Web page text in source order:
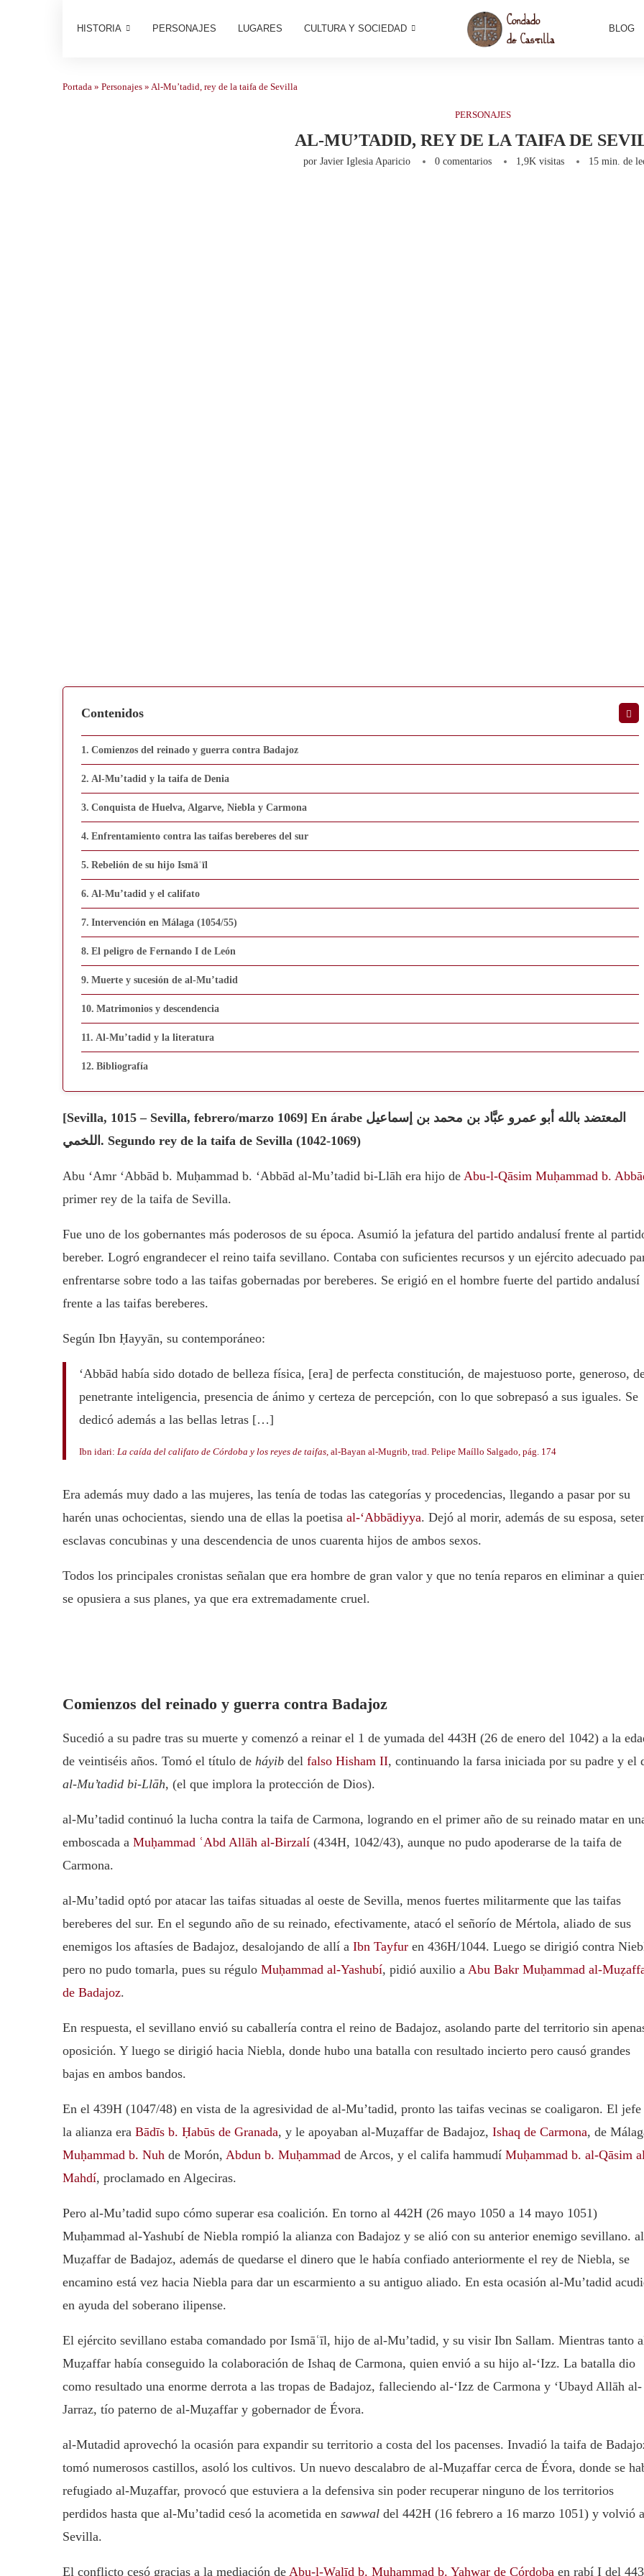
HISTORIA PERSONAJES LUGARES CULTURA Y SOCIEDAD BLOG
Portada » Personajes » Al-Mu’tadid, rey de la taifa de Sevilla
PERSONAJES
AL-MU’TADID, REY DE LA TAIFA DE
por Javier Iglesia Aparicio 0 comentarios 1,9K visitas 15 min. de
Contenidos
Comienzos del reinado y guerra contra Badajoz
Al-Mu’tadid y la taifa de Denia
Conquista de Huelva, Algarve, Niebla y Carmona
Enfrentamiento contra las taifas bereberes del sur
Rebelión de su hijo Ismāʿīl
Al-Mu’tadid y el califato
Intervención en Málaga (1054/55)
El peligro de Fernando I de León
Muerte y sucesión de al-Mu’tadid
Matrimonios y descendencia
Al-Mu’tadid y la literatura
Bibliografía
[Sevilla, 1015 – Sevilla, febrero/marzo 1069] En árabe المعتضد بالله أبو عمرو عبَّاد بن محمد بن إسماعيل
اللخمي. Segundo rey de la taifa de Sevilla (1042-1069)
Abu ‘Amr ‘Abbād b. Muḥammad b. ‘Abbād al-Mu’tadid bi-Llāh era hijo de Abu-l-Qāsim Muḥammad b.
primer rey de la taifa de Sevilla.
Fue uno de los gobernantes más poderosos de su época. Asumió la jefatura del partido andalusí frente al
bereber. Logró engrandecer el reino taifa sevillano. Contaba con suficientes recursos y un ejército adecuado
enfrentarse sobre todo a las taifas gobernadas por bereberes. Se erigió en el hombre fuerte del partido andalusí
frente a las taifas bereberes.
Según Ibn Ḥayyān, su contemporáneo:
‘Abbād había sido dotado de belleza física, [era] de perfecta constitución, de majestuoso porte, generoso,
penetrante inteligencia, presencia de ánimo y certeza de percepción, con lo que sobrepasó a sus iguales. Se
dedicó además a las bellas letras […]
Ibn idari: La caída del califato de Córdoba y los reyes de taifas, al-Bayan al-Mugrib, trad. Pelipe Maíllo Salgado, pág. 174
Era además muy dado a las mujeres, las tenía de todas las categorías y procedencias, llegando a pasar por su
harén unas ochocientas, siendo una de ellas la poetisa al-‘Abbādiyya. Dejó al morir, además de su esposa,
esclavas concubinas y una descendencia de unos cuarenta hijos de ambos sexos.
Todos los principales cronistas señalan que era hombre de gran valor y que no tenía reparos en eliminar a
se opusiera a sus planes, ya que era extremadamente cruel.
Comienzos del reinado y guerra contra Badajoz
Sucedió a su padre tras su muerte y comenzó a reinar el 1 de yumada del 443H (26 de enero del 1042) a la
de veintiséis años. Tomó el título de háyib del falso Hisham II, continuando la farsa iniciada por su padre y el
al-Mu’tadid bi-Llāh, (el que implora la protección de Dios).
al-Mu’tadid continuó la lucha contra la taifa de Carmona, logrando en el primer año de su reinado matar en
emboscada a Muḥammad ʿAbd Allāh al-Birzalí (434H, 1042/43), aunque no pudo apoderarse de la taifa de
Carmona.
al-Mu’tadid optó por atacar las taifas situadas al oeste de Sevilla, menos fuertes militarmente que las taifas
bereberes del sur. En el segundo año de su reinado, efectivamente, atacó el señorío de Mértola, aliado de sus
enemigos los aftasíes de Badajoz, desalojando de allí a Ibn Tayfur en 436H/1044. Luego se dirigió contra
pero no pudo tomarla, pues su régulo Muḥammad al-Yashubí, pidió auxilio a Abu Bakr Muḥammad al-
de Badajoz.
En respuesta, el sevillano envió su caballería contra el reino de Badajoz, asolando parte del territorio sin
oposición. Y luego se dirigió hacia Niebla, donde hubo una batalla con resultado incierto pero causó grandes
bajas en ambos bandos.
En el 439H (1047/48) en vista de la agresividad de al-Mu’tadid, pronto las taifas vecinas se coaligaron. El jefe
la alianza era Bādīs b. Ḥabūs de Granada, y le apoyaban al-Muẓaffar de Badajoz, Ishaq de Carmona, de
Muḥammad b. Nuh de Morón, Abdun b. Muḥammad de Arcos, y el califa hammudí Muḥammad b. al-Qāsim
Mahdí, proclamado en Algeciras.
Pero al-Mu’tadid supo cómo superar esa coalición. En torno al 442H (26 mayo 1050 a 14 mayo 1051)
Muḥammad al-Yashubí de Niebla rompió la alianza con Badajoz y se alió con su anterior enemigo sevillano.
Muẓaffar de Badajoz, además de quedarse el dinero que le había confiado anteriormente el rey de Niebla, se
encamino está vez hacia Niebla para dar un escarmiento a su antiguo aliado. En esta ocasión al-Mu’tadid
en ayuda del soberano ilipense.
El ejército sevillano estaba comandado por Ismāʿīl, hijo de al-Mu’tadid, y su visir Ibn Sallam. Mientras tanto
Muẓaffar había conseguido la colaboración de Ishaq de Carmona, quien envió a su hijo al-‘Izz. La batalla dio
como resultado una enorme derrota a las tropas de Badajoz, falleciendo al-‘Izz de Carmona y ‘Ubayd Allāh al-
Jarraz, tío paterno de al-Muẓaffar y gobernador de Évora.
al-Mutadid aprovechó la ocasión para expandir su territorio a costa del los pacenses. Invadió la taifa de
tomó numerosos castillos, asoló los cultivos. Un nuevo descalabro de al-Muẓaffar cerca de Évora, donde se
refugiado al-Muẓaffar, provocó que estuviera a la defensiva sin poder recuperar ninguno de los territorios
perdidos hasta que al-Mu’tadid cesó la acometida en sawwal del 442H (16 febrero a 16 marzo 1051) y volvió a
Sevilla.
El conflicto cesó gracias a la mediación de Abu-l-Walīd b. Muḥammad b. Yahwar de Córdoba en rabí I del